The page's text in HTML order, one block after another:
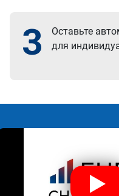
3
Оставьте
для